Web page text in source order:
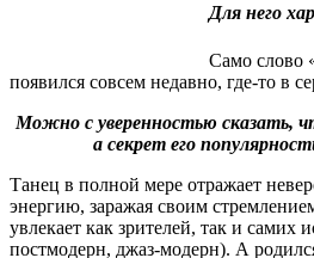
Для него
Само слово
появился совсем недавно, где-то в
Можно с уверенностью сказать,
а секрет его
Танец в полной мере отражает
энергию, заражая своим
увлекает как зрителей, так и
постмодерн, джаз-модерн). А